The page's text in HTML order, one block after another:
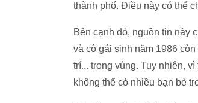
thành phố. Điều này có thể
Bên cạnh đó, nguồn tin này
và cô gái sinh năm 1986
trí... trong vùng. Tuy nhiên,
không thể có nhiều bạn bè